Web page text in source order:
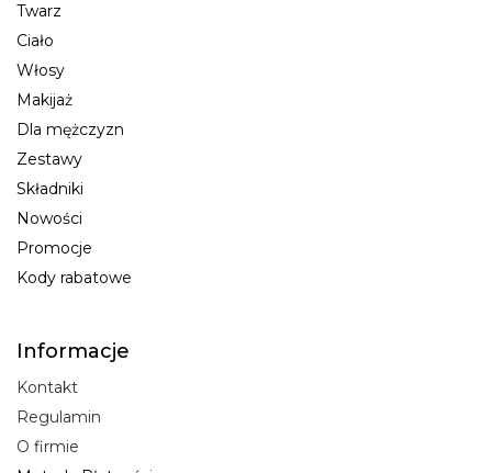
Twarz
Ciało
Włosy
Makijaż
Dla mężczyzn
Zestawy
Składniki
Nowości
Promocje
Kody rabatowe
Informacje
Kontakt
Regulamin
O firmie